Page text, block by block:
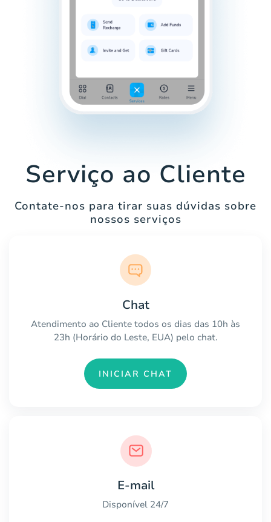
Serviço ao Cliente
Contate-nos para tirar suas dúvidas sobre
nossos serviços
Chat
Atendimento ao Cliente todos os dias das 10h às
23h (Horário do Leste, EUA) pelo chat.
INICIAR CHAT
E-mail
Disponível 24/7